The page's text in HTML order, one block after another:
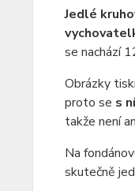
Jedlé
se nachází
Obrázky
proto se s
takže není
Na
skutečně